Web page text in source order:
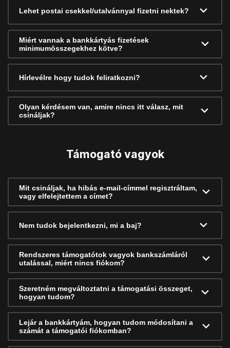
Lehet postai csekkel/utalvánnyal fizetni nektek?
Miért vannak a bankkártyás fizetések
minimumösszegekhez kötve?
Hírlevélre hogy tudok feliratkozni?
Olyan kérdésem van, amire nincs itt válasz, mit
csináljak?
Támogató vagyok
Mit csináljak, ha hibás e-mail-címmel regisztráltam,
vagy elfelejtettem a címet?
Nem tudok bejelentkezni, mi a baj?
Rendszeres támogatótok vagyok bankszámláról
utalással, miért nincs fiókom?
Szeretném megváltoztatni a támogatási összeget,
hogyan tudom?
Lejár a bankkártyám, hogyan tudom módosítani a
számát a támogatói fiókomban?